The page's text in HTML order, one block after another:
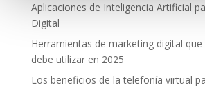
Aplicaciones de Inteligencia Artificial
Digital
Herramientas de marketing digital
debe utilizar en 2025
Los beneficios de la telefonía virtual